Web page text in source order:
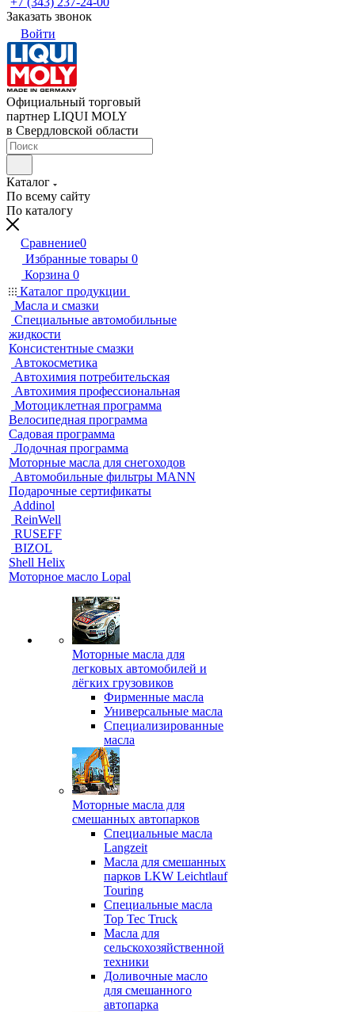
Заказать звонок
Войти
Официальный торговый
партнер LIQUI MOLY
в Свердловской области
Каталог
По всему сайту
По каталогу
Сравнение0
Избранные товары 0
Корзина 0
Каталог продукции
Масла и смазки
Специальные автомобильные
жидкости
Консистентные смазки
Автокосметика
Автохимия потребительская
Автохимия профессиональная
Мотоциклетная программа
Велосипедная программа
Садовая программа
Лодочная программа
Моторные масла для снегоходов
Автомобильные фильтры MANN
Подарочные сертификаты
Addinol
ReinWell
RUSEFF
BIZOL
Shell Helix
Моторное масло Lopal
Моторные масла для
легковых автомобилей и
лёгких грузовиков
Фирменные масла
Универсальные масла
Специализированные
масла
Моторные масла для
смешанных автопарков
Специальные масла
Langzeit
Масла для смешанных
парков LKW Leichtlauf
Touring
Специальные масла
Top Tec Truck
Масла для
сельскохозяйственной
техники
Доливочные масло
для смешанного
автопарка